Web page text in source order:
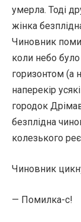
умерла. Тоді
жінка
Чиновник
коли небо було
горизонтом (а
наперекір
городок
безплідна
колезького
Чиновник
— Помилка-с!